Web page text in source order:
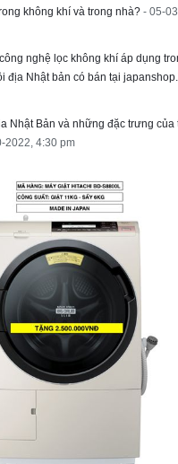
không khí và trong nhà? - 05-
nghệ lọc không khí áp dụng
địa Nhật bản có bán tại
Nhật Bản và những đặc trưng của
2022, 4:30 pm